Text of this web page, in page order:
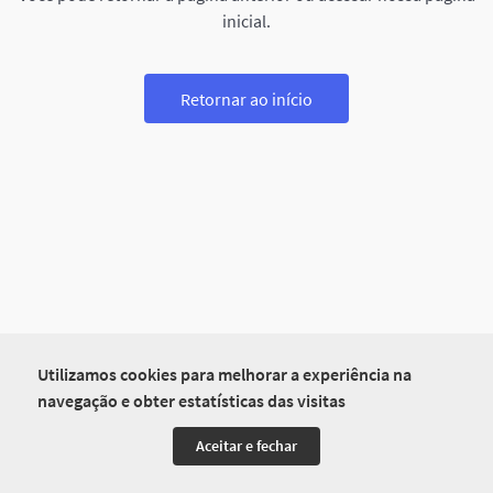
Utilizamos cookies para melhorar a experiência na
navegação e obter estatísticas das visitas
Aceitar e fechar
inicial.
Retornar ao início